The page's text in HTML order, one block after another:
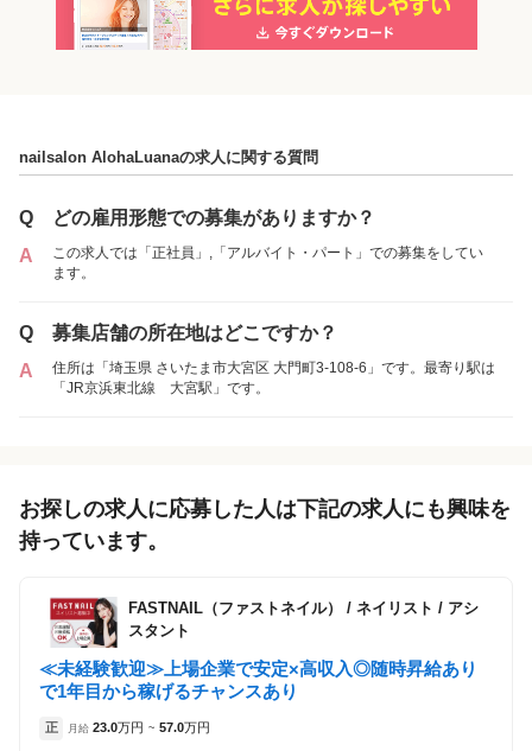
「正社員」を募集していた店舗
1件の店舗
nailsalon AlohaLuana
「アルバイト・パート」を募集していた店舗
nailsalon AlohaLuana
（埼玉県さいたま市:大宮駅 徒歩 7分 ）
パート
nailsalon AlohaLuanaの求人に関する質問
Q
どの雇用形態での募集がありますか？
A
この求人では「正社員」,「アルバイト・パート」での募集をしてい
ます。
Q
募集店舗の所在地はどこですか？
A
住所は「埼玉県 さいたま市大宮区 大門町3-108-6」です。最寄り駅は
「JR京浜東北線 大宮駅」です。
お探しの求人に応募した人は下記の求人にも興味を
持っています。
FASTNAIL（ファストネイル） / ネイリスト / アシ
スタント
≪未経験歓迎≫上場企業で安定×高収入◎随時昇給あり
で1年目から稼げるチャンスあり
正 月給 23.0万円 ~ 57.0万円